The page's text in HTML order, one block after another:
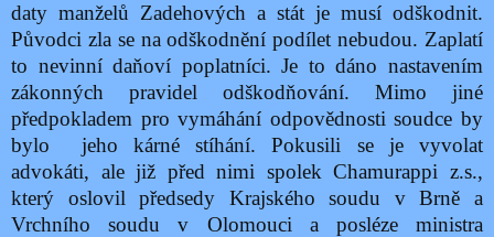
daty manželů Zadehových a stát je musí odškodnit.
Původci zla se na odškodnění podílet nebudou. Zaplatí
to nevinní daňoví poplatníci. Je to dáno nastavením
zákonných pravidel odškodňování. Mimo jiné
předpokladem pro vymáhání odpovědnosti soudce by
bylo
jeho kárné stíhání. Pokusili se je vyvolat
advokáti, ale již před nimi spolek Chamurappi z.s.,
který oslovil předsedy Krajského soudu v Brně a
Vrchního soudu v Olomouci a posléze ministra